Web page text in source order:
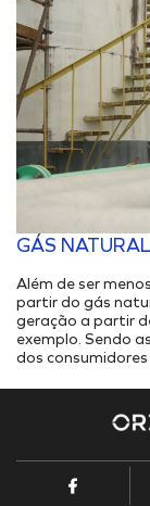
GÁS NATURAL
Além de ser
partir do gás
geração a partir
exemplo. Sendo
dos